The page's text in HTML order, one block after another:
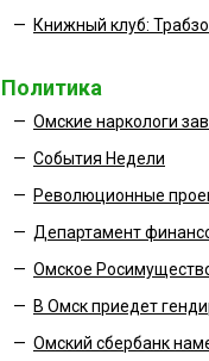
— Книжный клуб:
Политика
— Омские наркологи
— События Недели
— Революционные
— Департамент
— Омское
— В Омск приедет
— Омский сбербанк